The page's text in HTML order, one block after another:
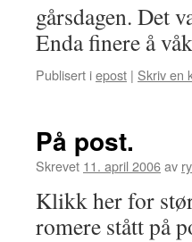
gårsdagen. Det
Enda finere å
Publisert iepost | Skriv en
På post.
Skrevet 11. april 2006av
Klikk her for
romere stått på